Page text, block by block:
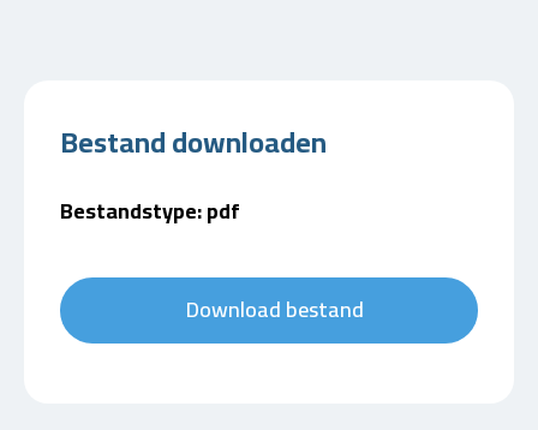
Bestand downloaden
Bestandstype: pdf
Download bestand